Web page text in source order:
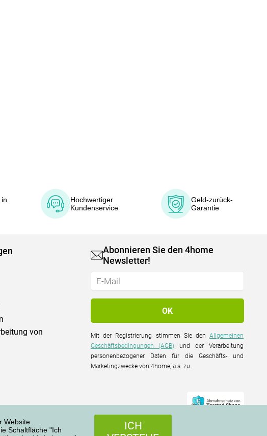
Website
Schaltfläche "Ich
ICH
Hochwertiger
Kundenservice
Geld-zurück-
Garantie
von
Abonnieren Sie den 4home
Newsletter!
Mit der Registrierung stimmen Sie denAllgemeinen
Geschäftsbedingungen (AGB) und der Verarbeitung
personenbezogener Daten für die Geschäfts- und
Marketingzwecke von 4home, a.s. zu.